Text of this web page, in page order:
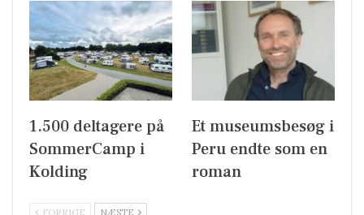
1.500 deltagere på
SommerCamp i
Kolding
Et museumsbesøg i
Peru endte som en
roman
FORRIGE NÆSTE